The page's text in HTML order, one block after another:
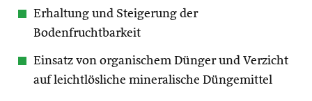
Erhaltung und Steigerung der
Bodenfruchtbarkeit
Einsatz von organischem Dünger und Verzicht
auf leichtlösliche mineralische Düngemittel